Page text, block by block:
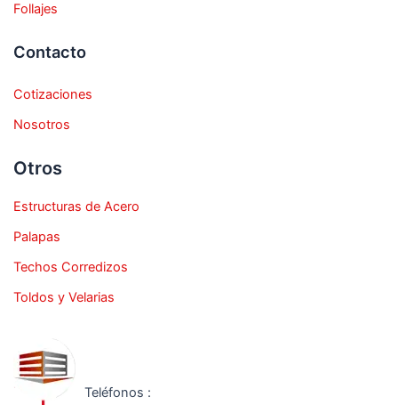
Follajes
Contacto
Cotizaciones
Nosotros
Otros
Estructuras de Acero
Palapas
Techos Corredizos
Toldos y Velarias
Teléfonos :